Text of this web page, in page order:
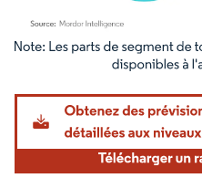
Image © Mordor Intelligence. La